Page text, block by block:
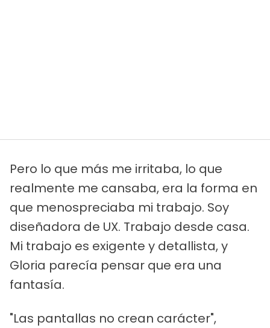
Pero lo que más me irritaba, lo que
realmente me cansaba, era la forma en
que menospreciaba mi trabajo. Soy
diseñadora de UX. Trabajo desde casa.
Mi trabajo es exigente y detallista, y
Gloria parecía pensar que era una
fantasía.
"Las pantallas no crean carácter",